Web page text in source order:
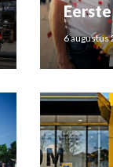
6 augustus